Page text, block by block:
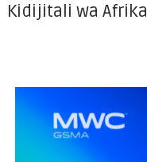
Kidijitali wa Afrika